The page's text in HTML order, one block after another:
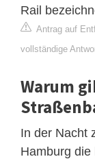
Rail
Antrag auf
vollständige
Warum
In der Nacht
Hamburg